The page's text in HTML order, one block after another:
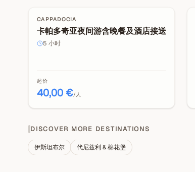
CAPPADOCIA
卡帕多奇亚夜间游含晚餐及酒店接送
5 小时
起价
40,00 €/人
DISCOVER MORE DESTINATIONS
伊斯坦布尔 代尼兹利 & 棉花堡